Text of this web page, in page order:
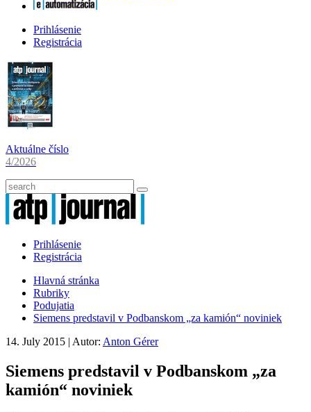
Prihlásenie
Registrácia
Aktuálne číslo
4/2026
Prihlásenie
Registrácia
Hlavná stránka
Rubriky
Podujatia
Siemens predstavil v Podbanskom „za kamión“ noviniek
14. July 2015 | Autor: Anton Gérer
Siemens predstavil v Podbanskom „za
kamión“ noviniek